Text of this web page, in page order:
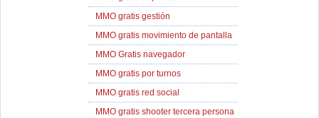
MMO gratis gestión
MMO gratis movimiento de pantalla
MMO Gratis navegador
MMO gratis por turnos
MMO gratis red social
MMO gratis shooter tercera persona